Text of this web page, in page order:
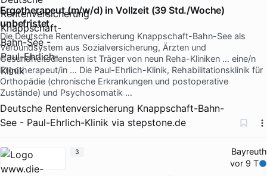
Ergotherapeut (m/w/d) in Vollzeit (39 Std./Woche)
unbefristet
Die Deutsche Rentenversicherung Knappschaft-Bahn-See als
Verbundsystem aus Sozialversicherung, Ärzten und
Gesundheitsdiensten ist Träger von neun Reha-Kliniken … eine/n
Ergotherapeut/in … Die Paul-Ehrlich-Klinik, Rehabilitationsklinik für
Orthopädie (chronische Erkrankungen und postoperative
Zustände) und Psychosomatik …
Deutsche Rentenversicherung Knappschaft-Bahn-
See - Paul-Ehrlich-Klinik via stepstone.de
Bayreuth
vor 9 T
3